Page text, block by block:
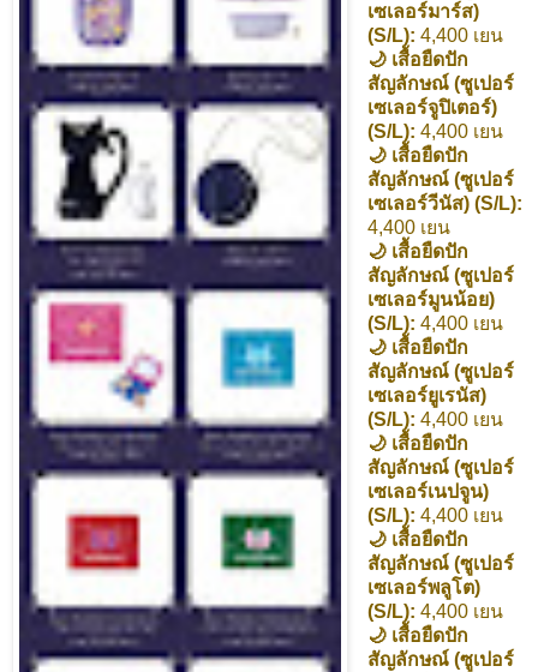
เซเลอร์มาร์ส)
(S/L): 4,400 เยน
🌙 เสื้อยืดปัก
สัญลักษณ์ (ซูเปอร์
เซเลอร์จูปิเตอร์)
(S/L): 4,400 เยน
🌙 เสื้อยืดปัก
สัญลักษณ์ (ซูเปอร์
เซเลอร์วีนัส) (S/L):
4,400 เยน
🌙 เสื้อยืดปัก
สัญลักษณ์ (ซูเปอร์
เซเลอร์มูนน้อย)
(S/L): 4,400 เยน
🌙 เสื้อยืดปัก
สัญลักษณ์ (ซูเปอร์
เซเลอร์ยูเรนัส)
(S/L): 4,400 เยน
🌙 เสื้อยืดปัก
สัญลักษณ์ (ซูเปอร์
เซเลอร์เนปจูน)
(S/L): 4,400 เยน
🌙 เสื้อยืดปัก
สัญลักษณ์ (ซูเปอร์
เซเลอร์พลูโต)
(S/L): 4,400 เยน
🌙 เสื้อยืดปัก
สัญลักษณ์ (ซูเปอร์